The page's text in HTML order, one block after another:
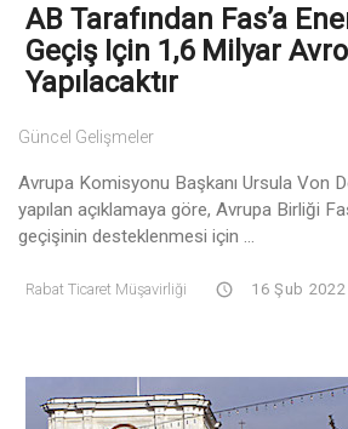
AB Tarafından Fas’a
Geçiş Için 1,6 Milyar Avro
Yapılacaktır
Güncel Gelişmeler
Avrupa Komisyonu Başkanı Ursula Von
yapılan açıklamaya göre, Avrupa Birliği
geçişinin desteklenmesi için ...
Rabat Ticaret Müşavirliği 16 Şub